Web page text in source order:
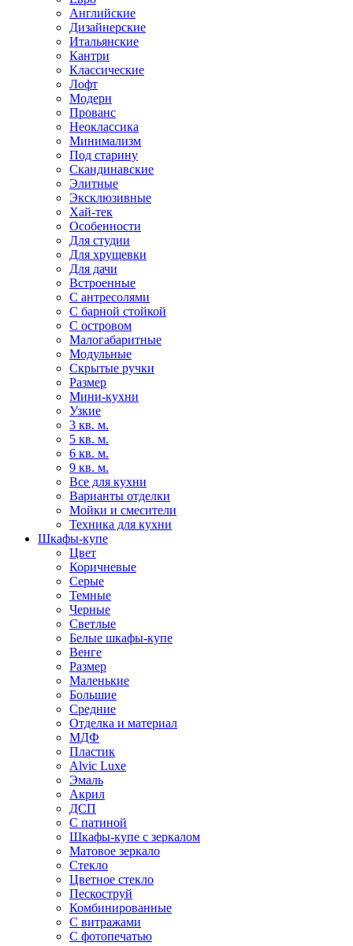
Английские
Дизайнерские
Итальянские
Кантри
Классические
Лофт
Модерн
Прованс
Неоклассика
Минимализм
Под старину
Скандинавские
Элитные
Эксклюзивные
Хай-тек
Особенности
Для студии
Для хрущевки
Для дачи
Встроенные
С антресолями
С барной стойкой
С островом
Малогабаритные
Модульные
Скрытые ручки
Размер
Мини-кухни
Узкие
3 кв. м.
5 кв. м.
6 кв. м.
9 кв. м.
Все для кухни
Варианты отделки
Мойки и смесители
Техника для кухни
Шкафы-купе
Цвет
Коричневые
Серые
Темные
Черные
Светлые
Белые шкафы-купе
Венге
Размер
Маленькие
Большие
Средние
Отделка и материал
МДФ
Пластик
Alvic Luxe
Эмаль
Акрил
ДСП
С патиной
Шкафы-купе с зеркалом
Матовое зеркало
Стекло
Цветное стекло
Пескоструй
Комбинированные
С витражами
С фотопечатью